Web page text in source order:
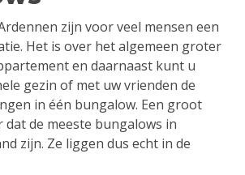
zijn voor veel mensen een
Het is over het algemeen groter
en daarnaast kunt u
gezin of met uw vrienden de
in één bungalow. Een groot
dat de meeste bungalows in
zijn. Ze liggen dus echt in de